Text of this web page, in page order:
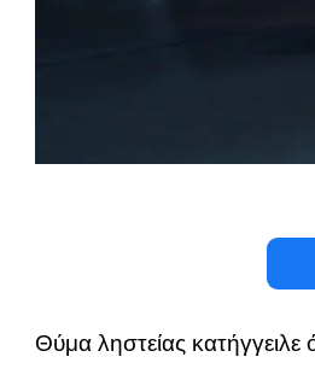
Θύμα ληστείας κατήγγειλε